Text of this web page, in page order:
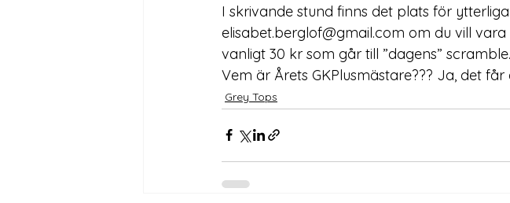
I skrivande stund finns det plats för
elisabet.berglof@gmail.com om du vill
vanligt 30 kr som går till ”dagens” scramble.
Vem är Årets GKPlusmästare??? Ja, det
Grey Tops